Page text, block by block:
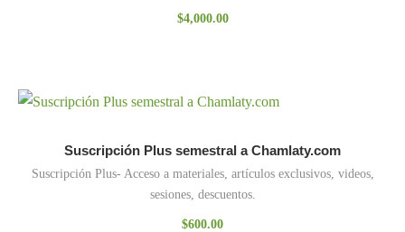
$4,000.00
Suscripción Plus semestral a Chamlaty.com
Suscripción Plus- Acceso a materiales, artículos exclusivos, videos,
sesiones, descuentos.
$600.00